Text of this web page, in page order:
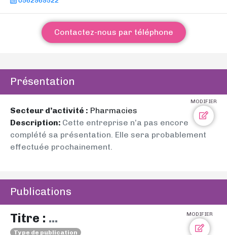
Contactez-nous par téléphone
Présentation
MODIFIER
Secteur d’activité : Pharmacies
Description: Cette entreprise n’a pas encore
complété sa présentation. Elle sera probablement
effectuée prochainement.
Publications
MODIFIER
Titre : ...
Type de publication